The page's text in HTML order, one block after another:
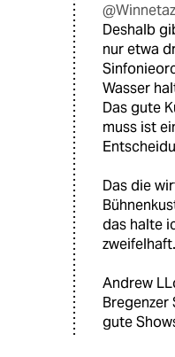
Deshalb
nur etwa
Wasser
Das gute
muss ist
Das die
das halte
zweifelhaft.
Andrew
Bregenzer
gute